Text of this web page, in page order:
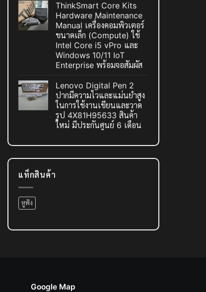
ThinkSmart Core Kits
Hardware Maintenance
Manual เครื่องคอมพิวเตอร์
ขนาดเล็ก (Compute) ใช้
Intel Core i5 vPro และ
Windows 10/11 IoT
Enterprise พร้อมจอสัมผัส
Lenovo Digital Pen 2
ปากมีความไวและแม่นยำสูง
ในการใช้งานเขียนและวาด
รูป 4X81H95633 สินค้า
ใหม่ มีประกันศูนย์ 6 เดือน
แท็กสินค้า
หูฟัง
Google Map